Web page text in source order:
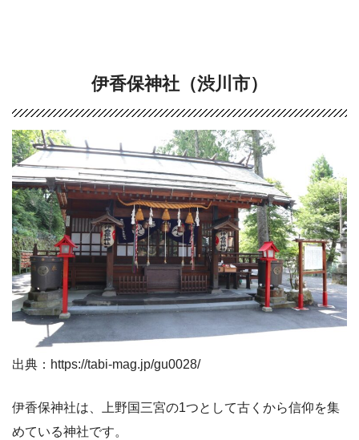
伊香保神社（渋川市）
出典：https://tabi-mag.jp/gu0028/
伊香保神社は、上野国三宮の1つとして古くから信仰を集
めている神社です。